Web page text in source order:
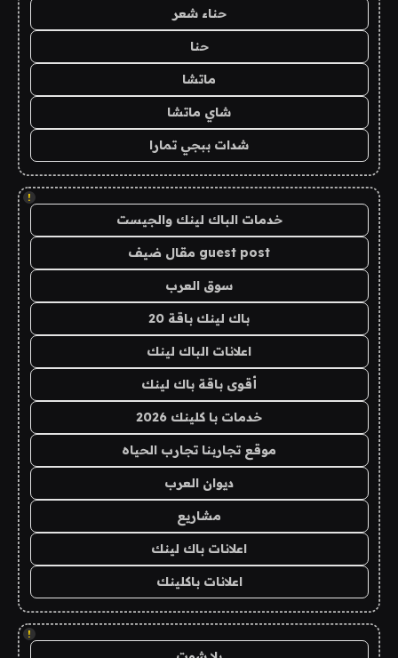
حناء شعر
حنا
ماتشا
شاي ماتشا
شدات ببجي تمارا
!
خدمات الباك لينك والجيست
guest post مقال ضيف
سوق العرب
باك لينك باقة 20
اعلانات الباك لينك
أقوى باقة باك لينك
خدمات با كلينك 2026
موقع تجاربنا تجارب الحياه
ديوان العرب
مشاريع
اعلانات باك لينك
اعلانات باكلينك
!